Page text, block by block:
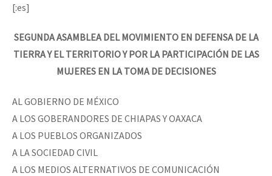
[:es]
SEGUNDA ASAMBLEA DEL MOVIMIENTO EN DEFENSA DE LA
TIERRA Y EL TERRITORIO Y POR LA PARTICIPACIÓN DE LAS
MUJERES EN LA TOMA DE DECISIONES
AL GOBIERNO DE MÉXICO
A LOS GOBERANDORES DE CHIAPAS Y OAXACA
A LOS PUEBLOS ORGANIZADOS
A LA SOCIEDAD CIVIL
A LOS MEDIOS ALTERNATIVOS DE COMUNICACIÓN